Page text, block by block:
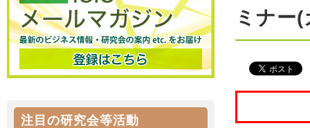
ミナー
注目の研究会等活動